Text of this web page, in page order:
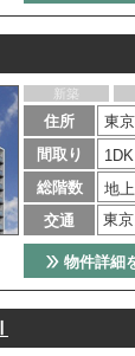
新築
住所
東
間取り
総階数
地
交通
東
物件詳細